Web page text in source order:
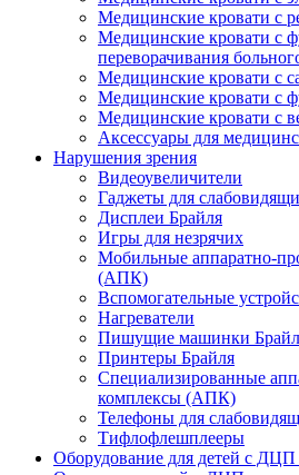
Медицинские кровати с
Медицинские кровати с
переворачивания
Медицинские кровати с
Медицинские кровати с
Медицинские кровати с
Аксессуары для
Нарушения зрения
Видеоувеличители
Гаджеты для
Дисплеи Брайля
Игры для незрячих
Мобильные аппаратно-
(АПК)
Вспомогательные
Нагреватели
Пишущие машинки
Принтеры Брайля
Специализированные
комплексы (АПК)
Телефоны для
Тифлофлешплееры
Оборудование для детей с ДЦП